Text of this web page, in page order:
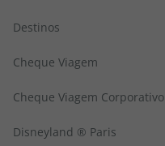
Destinos
Cheque Viagem
Cheque Viagem Corporativo
Disneyland ® Paris